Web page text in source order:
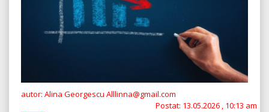
autor: Alina Georgescu Alllinna@gmail.com
Postat: 13.05.2026 , 10:13 am